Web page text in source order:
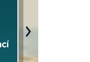
Next